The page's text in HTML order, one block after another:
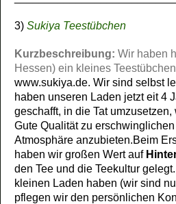
3) Sukiya Teestübchen
Kurzbeschreibung: Wir haben
Hessen) ein kleines Teestübchen
www.sukiya.de. Wir sind selbst
haben unseren Laden jetzt eit 4
geschafft, in die Tat
Gute Qualität zu
Atmosphäre anzubieten.Beim
haben wir großen Wert auf
den Tee und die Teekultur
kleinen Laden haben (wir sind
pflegen wir den persönlichen